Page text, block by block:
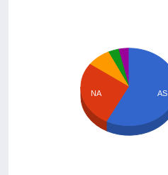
NA AS